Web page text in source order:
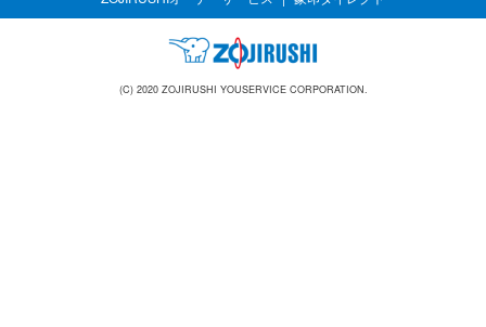
(C) 2020 ZOJIRUSHI YOUSERVICE CORPORATION.